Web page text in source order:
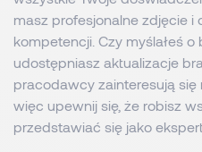
masz profesjonalne zdjęcie i
kompetencji. Czy myślałeś
udostępniasz aktualizacje
pracodawcy zainteresują się
więc upewnij się, że robisz
przedstawiać się jako